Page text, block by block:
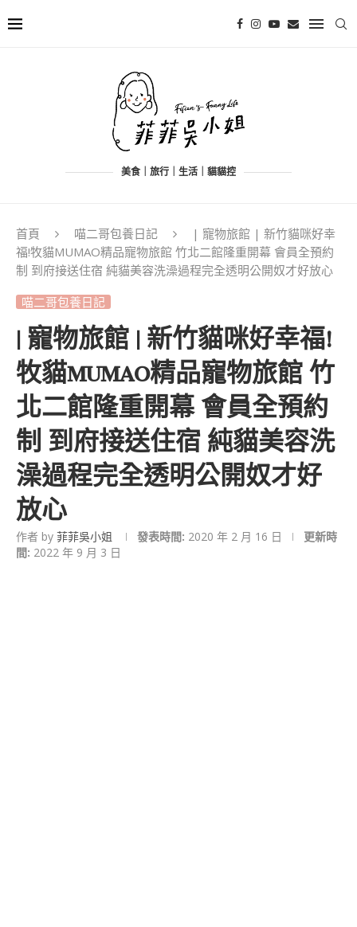
美食｜旅行｜生活｜貓貓控
首頁 喵二哥包養日記
| 寵物旅館 | 新竹貓咪好幸
福!牧貓MUMAO精品寵物旅館 竹北二館隆重開幕 會員全預約
制 到府接送住宿 純貓美容洗澡過程完全透明公開奴才好放心
喵二哥包養日記
| 寵物旅館 | 新竹貓咪好幸福!
牧貓MUMAO精品寵物旅館 竹
北二館隆重開幕 會員全預約
制 到府接送住宿 純貓美容洗
澡過程完全透明公開奴才好
放心
作者 by 菲菲吳小姐 發表時間: 2020 年 2 月 16 日
更新時
間: 2022 年 9 月 3 日